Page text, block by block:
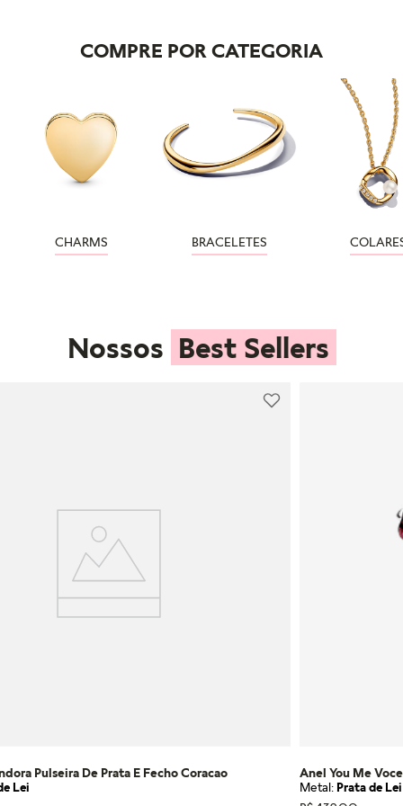
COMPRE POR CATEGORIA
CHARMS BRACELETES
Nossos Best Sellers
Pulseira De Prata E Fecho Coracao
Lei
Anel You Me
Metal:Prata de Lei